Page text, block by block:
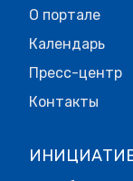
О портале
Календарь
Пресс-центр
Контакты